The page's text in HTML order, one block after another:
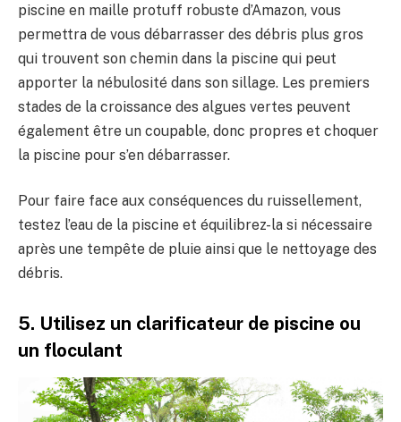
piscine en maille protuff robuste d’Amazon, vous
permettra de vous débarrasser des débris plus gros
qui trouvent son chemin dans la piscine qui peut
apporter la nébulosité dans son sillage. Les premiers
stades de la croissance des algues vertes peuvent
également être un coupable, donc propres et choquer
la piscine pour s’en débarrasser.
Pour faire face aux conséquences du ruissellement,
testez l’eau de la piscine et équilibrez-la si nécessaire
après une tempête de pluie ainsi que le nettoyage des
débris.
5. Utilisez un clarificateur de piscine ou
un floculant